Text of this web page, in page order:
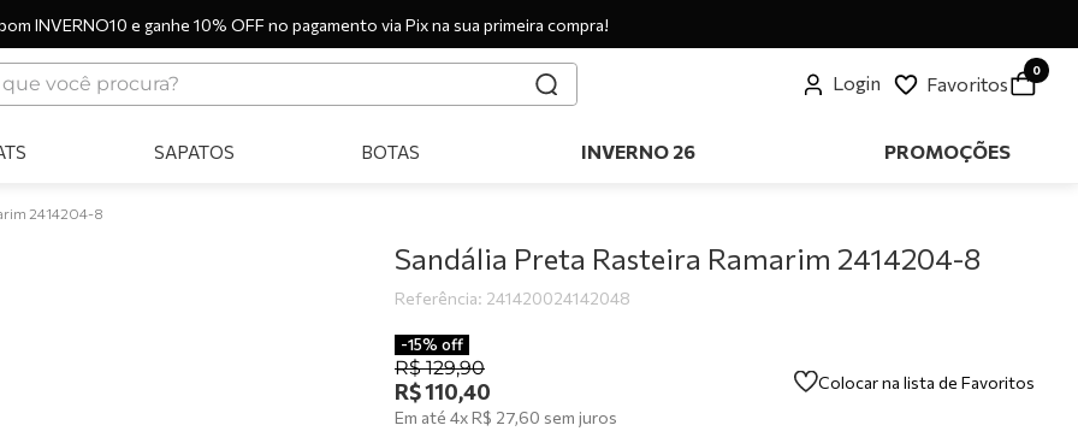
INVERNO10 e ganhe 10% OFF no pagamento via Pix na sua primeira compra!
você procura? Login Favoritos
0
SAPATOS BOTAS INVERNO 26 PROMOÇÕES
2414204-8
Sandália Preta Rasteira Ramarim 2414204-8
Referência: 241420024142048
-15% off
R$ 129,90
R$110,40
Em até 4xR$ 27,60 sem juros
Colocar na lista de Favoritos
bota